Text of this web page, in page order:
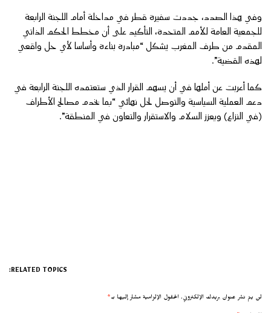
وفي هذا الصدد، جددت سفيرة قطر في مداخلة أمام اللجنة الرابعة
للجمعية العامة للأمم المتحدة، التأكيد على أن مخطط الحكم الذاتي
المقدم من طرف المغرب يشكل “مبادرة بناءة وأساسا لأي حل واقعي
لهذه القضية”.
كما أعربت عن أملها في أن يسهم القرار الذي ستعتمده اللجنة الرابعة في
دعم العملية السياسية والتوصل لحل نهائي “بما يخدم مصالح الأطراف
(في النزاع) ويعزز السلام والاستقرار والتعاون في المنطقة”.
RELATED TOPICS:
لن يتم نشر عنوان بريدك الإلكتروني. الحقول الإلزامية مشار إليها بـ*